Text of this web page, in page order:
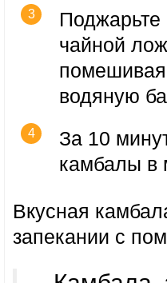
Поджарьте
чайной
водяную
За 10
камбалы в
Вкусная
запекании с